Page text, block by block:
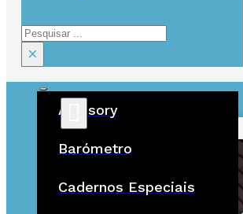
Pesquisar
×
Advisory
Barómetro
Cadernos Especiais
ÚLTIMAS